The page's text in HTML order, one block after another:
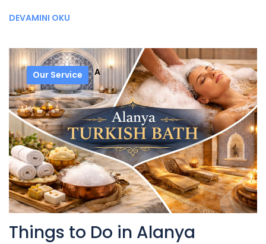
DEVAMINI OKU
A
Our Service
Things to Do in Alanya